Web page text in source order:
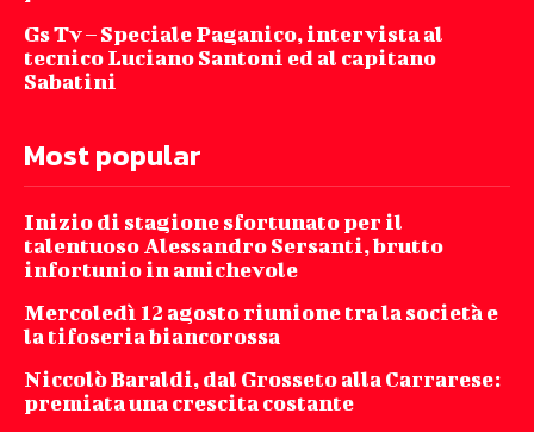
Gs Tv – Speciale Paganico, intervista al
tecnico Luciano Santoni ed al capitano
Sabatini
Most popular
Inizio di stagione sfortunato per il
talentuoso Alessandro Sersanti, brutto
infortunio in amichevole
Mercoledì 12 agosto riunione tra la società e
la tifoseria biancorossa
Niccolò Baraldi, dal Grosseto alla Carrarese:
premiata una crescita costante